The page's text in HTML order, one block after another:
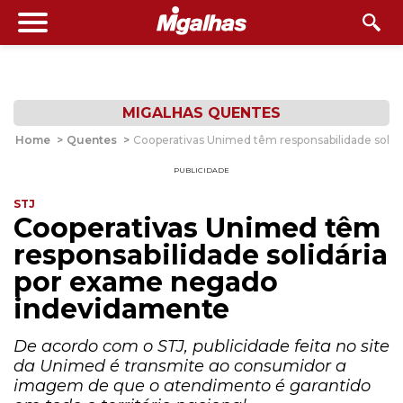
MIGALHAS QUENTES
Home > Quentes > Cooperativas Unimed têm responsabilidade
PUBLICIDADE
STJ
Cooperativas Unimed têm
responsabilidade solidária
por exame negado
indevidamente
De acordo com o STJ, publicidade feita no site
da Unimed é transmite ao consumidor a
imagem de que o atendimento é garantido